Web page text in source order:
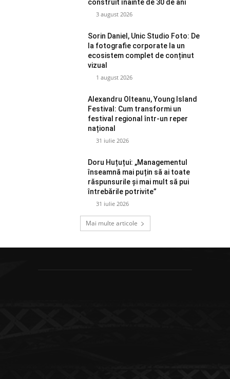
construit înainte de 30 de ani
3 august 2026
Sorin Daniel, Unic Studio Foto: De
la fotografie corporate la un
ecosistem complet de conținut
vizual
1 august 2026
Alexandru Olteanu, Young Island
Festival: Cum transformi un
festival regional într-un reper
național
31 iulie 2026
Doru Huțuțui: „Managementul
înseamnă mai puțin să ai toate
răspunsurile și mai mult să pui
întrebările potrivite”
31 iulie 2026
Mai multe articole